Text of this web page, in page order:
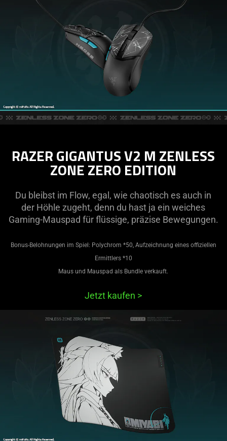
RAZER GIGANTUS V2 M ZENLESS
ZONE ZERO EDITION
Du bleibst im Flow, egal, wie chaotisch es auch in
der Höhle zugeht, denn du hast ja ein weiches
Gaming-Mauspad für flüssige, präzise Bewegungen.
Bonus-Belohnungen im Spiel: Polychrom *50, Aufzeichnung eines offiziellen
Ermittlers *10
Maus und Mauspad als Bundle verkauft.
Jetzt kaufen >